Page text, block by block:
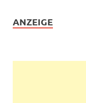
ANZEIGE